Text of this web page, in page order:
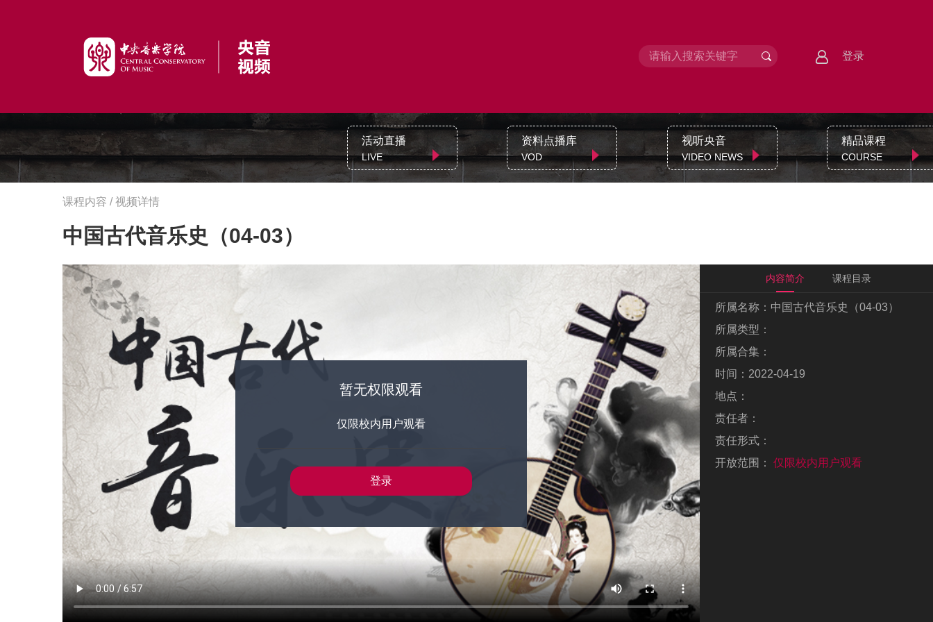
登录
活动直播
LIVE
资料点播库
VOD
视听央音
VIDEO NEWS
精品课程
COURSE
课程内容 / 视频详情
中国古代音乐史（04-03）
暂无权限观看
仅限校内用户观看
登录
内容简介 课程目录
所属名称： 中国古代音乐史（04-03）
所属类型：
所属合集：
时间： 2022-04-19
地点：
责任者：
责任形式：
开放范围：
仅限校内用户观看